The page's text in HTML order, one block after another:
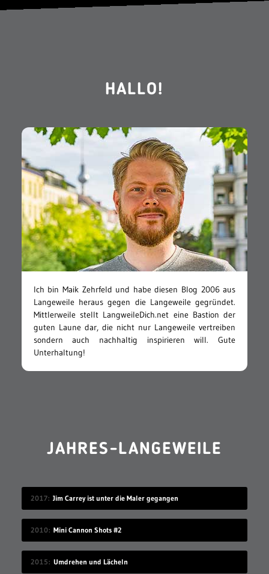
HALLO!
Ich bin Maik Zehrfeld und habe diesen Blog 2006 aus
Langeweile heraus gegen die Langeweile gegründet.
Mittlerweile stellt LangweileDich.net eine Bastion der
guten Laune dar, die nicht nur Langeweile vertreiben
sondern auch nachhaltig inspirieren will. Gute
Unterhaltung!
JAHRES-LANGEWEILE
2017 Jim Carrey ist unter die Maler gegangen
2010 Mini Cannon Shots #2
2015 Umdrehen und Lächeln